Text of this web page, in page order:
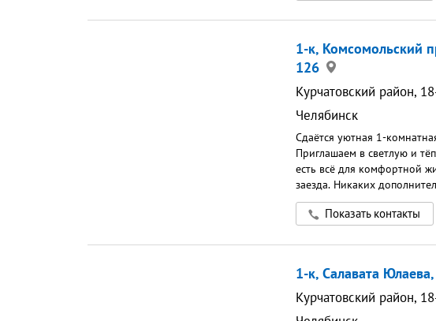
1-к, Комсомольский
126
Курчатовский район,
Челябинск
Сдаётся уютная 1-
Приглашаем в светлую и
есть всё для комфортной
заезда. Никаких
просто привозите свои
Полностью меблирована:
Кухня мечты (9 кв.м):
электрочайник, СВЧ-печь,
обеденная зона. Новая
Хранение: просторная
Показать контакты
1-к, Салавата
Курчатовский район,